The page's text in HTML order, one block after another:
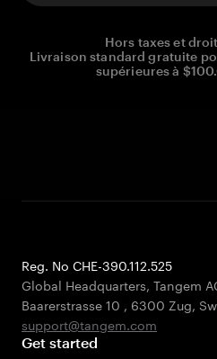
Hors taxes et
Livraison standard gratuite
supérieures à
Reg. No CHE-390.112.525
Global Headquarters, Tangem
Baarerstrasse 10 , 6300 Zug,
support@tangem.com
Get started